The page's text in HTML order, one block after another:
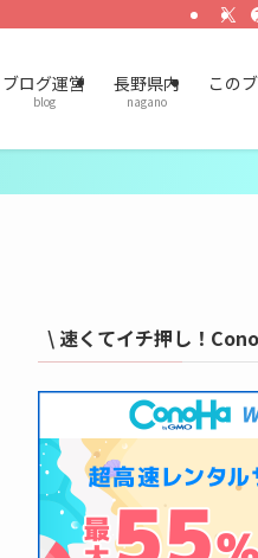
ブログ運営
blog
長野県内
nagano
この
\ 速くてイチ押し！